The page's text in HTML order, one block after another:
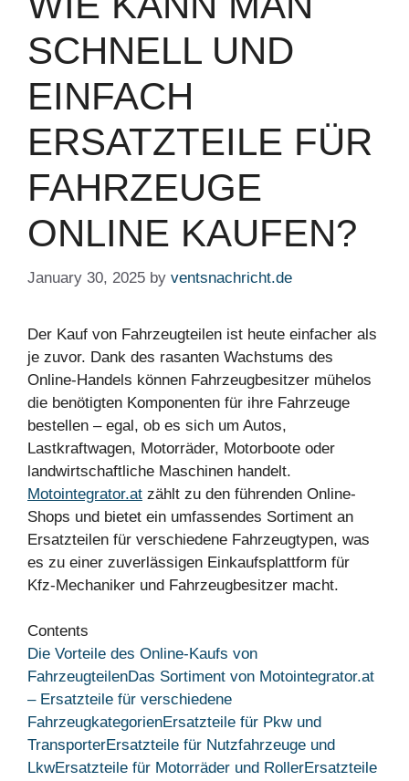
SCHNELL UND
EINFACH
ERSATZTEILE FÜR
FAHRZEUGE
ONLINE KAUFEN?
January 30, 2025 by ventsnachricht.de
Der Kauf von Fahrzeugteilen ist heute einfacher als
je zuvor. Dank des rasanten Wachstums des
Online-Handels können Fahrzeugbesitzer mühelos
die benötigten Komponenten für ihre Fahrzeuge
bestellen – egal, ob es sich um Autos,
Lastkraftwagen, Motorräder, Motorboote oder
landwirtschaftliche Maschinen handelt.
Motointegrator.at zählt zu den führenden Online-
Shops und bietet ein umfassendes Sortiment an
Ersatzteilen für verschiedene Fahrzeugtypen, was
es zu einer zuverlässigen Einkaufsplattform für
Kfz-Mechaniker und Fahrzeugbesitzer macht.
Contents
Die Vorteile des Online-Kaufs von
FahrzeugteilenDas Sortiment von Motointegrator.at
– Ersatzteile für verschiedene
FahrzeugkategorienErsatzteile für Pkw und
TransporterErsatzteile für Nutzfahrzeuge und
LkwErsatzteile für Motorräder und RollerErsatzteile